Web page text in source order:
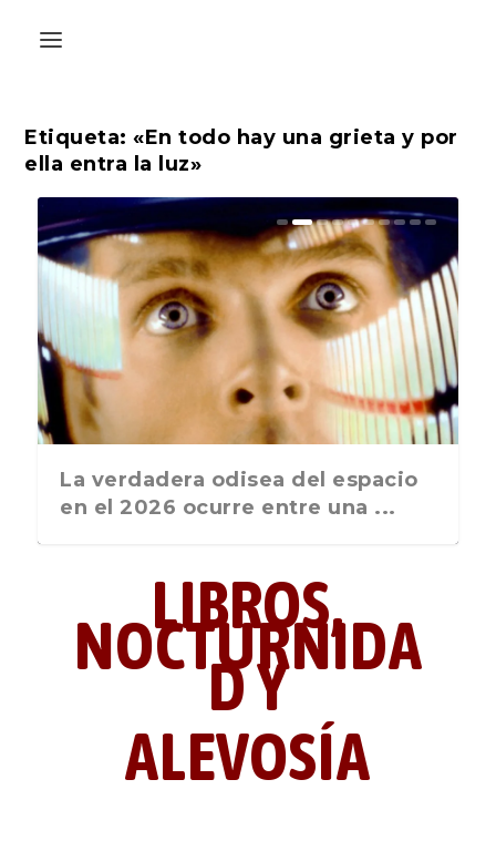
Etiqueta:«En todo hay una grieta y por
ella entra la luz»
La última postal de la temporada
nos recuerda que nos vamos ...
La verdadera odisea del espacio
en el 2026 ocurre entre una ...
LIBROS,
NOCTURNIDA
D Y
ALEVOSÍA